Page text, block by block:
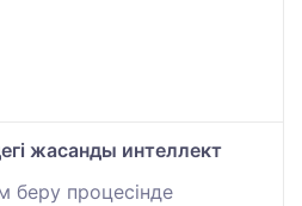
жасанды интеллект
беру процесінде